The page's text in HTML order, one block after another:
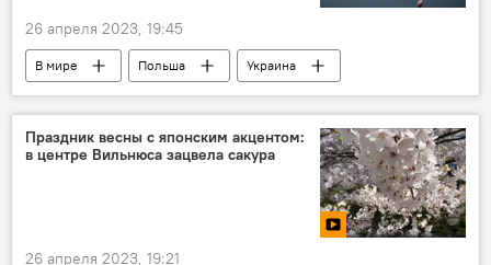
26 апреля 2023, 19:45
В мире Польша
Украина
зерно
продукты
продукты питания
фермеры
Праздник весны с японским акцентом:
в центре Вильнюса зацвела сакура
26 апреля 2023, 19:21